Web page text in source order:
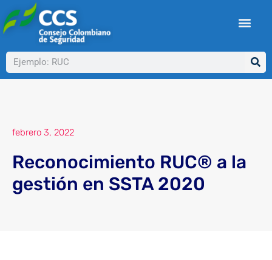
al
contenido
Buscar
febrero 3, 2022
Reconocimiento RUC® a la
gestión en SSTA 2020